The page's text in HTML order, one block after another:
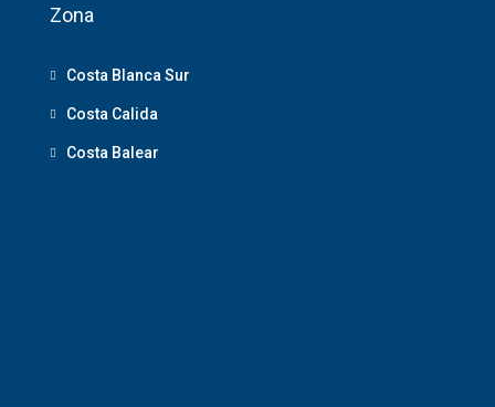
Zona
Costa Blanca Sur
Costa Calida
Costa Balear